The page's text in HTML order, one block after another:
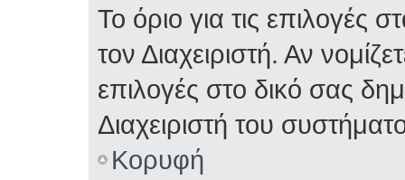
Το όριο για τις επιλογές
τον Διαχειριστή. Αν
επιλογές στο δικό σας
Διαχειριστή του
Κορυφή